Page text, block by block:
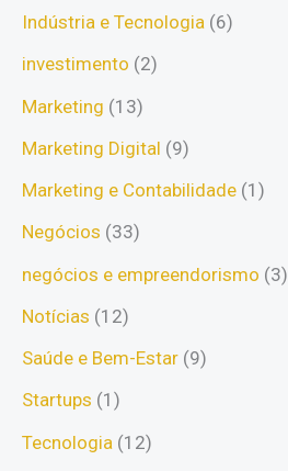
Indústria e Tecnologia (6)
investimento (2)
Marketing (13)
Marketing Digital (9)
Marketing e Contabilidade (1)
Negócios (33)
negócios e empreendorismo (3)
Notícias (12)
Saúde e Bem-Estar (9)
Startups (1)
Tecnologia (12)